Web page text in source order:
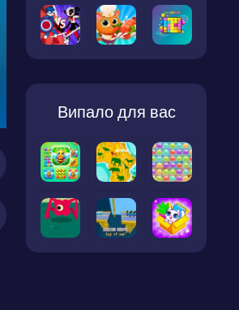
Випало для вас